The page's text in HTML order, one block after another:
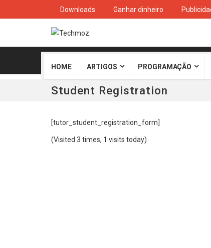
Downloads Ganhar dinheiro
HOME ARTIGOS PROGRAMAÇÃO
Student Registration
[tutor_student_registration_form]
(Visited 3 times, 1 visits today)